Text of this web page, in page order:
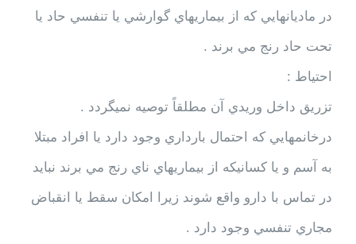
در ماديانهايي كه از بيماريهاي گوارشي يا تنفسي حاد يا
تحت حاد رنج مي برند .
احتياط :
تزريق داخل وريدي آن مطلقاً توصيه نميگردد .
درخانمهايي كه احتمال بارداري وجود دارد يا افراد مبتلا
به آسم و يا كسانيكه از بيماريهاي ناي رنج مي برند نبايد
در تماس با دارو واقع شوند زيرا امكان سقط يا انقباض
مجاري تنفسي وجود دارد .